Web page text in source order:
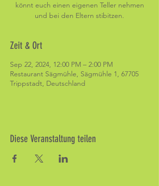
könnt euch einen eigenen Teller nehmen
und bei den Eltern stibitzen.
Zeit & Ort
Sep 22, 2024, 12:00 PM – 2:00 PM
Restaurant Sägmühle, Sägmühle 1, 67705
Trippstadt, Deutschland
Diese Veranstaltung teilen